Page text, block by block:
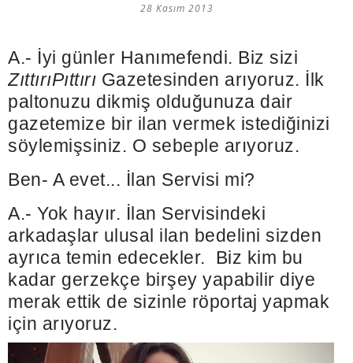
28 Kasım 2013
A.- İyi günler Hanımefendi. Biz sizi
ZıttırıPıttırı Gazetesinden arıyoruz. İlk
paltonuzu dikmiş olduğunuza dair
gazetemize bir ilan vermek istediğinizi
söylemişsiniz. O sebeple arıyoruz.
Ben- A evet... İlan Servisi mi?
A.- Yok hayır. İlan Servisindeki
arkadaşlar ulusal ilan bedelini sizden
ayrıca temin edecekler. Biz kim bu
kadar gerzekçe birşey yapabilir diye
merak ettik de sizinle röportaj yapmak
için arıyoruz.